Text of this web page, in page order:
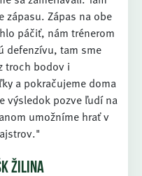
zápasu. Zápas na obe
páčiť, nám trénerom
defenzívu, tam sme
troch bodov i
a pokračujeme doma
výsledok pozve ľudí na
umožníme hrať v
ŽILINA